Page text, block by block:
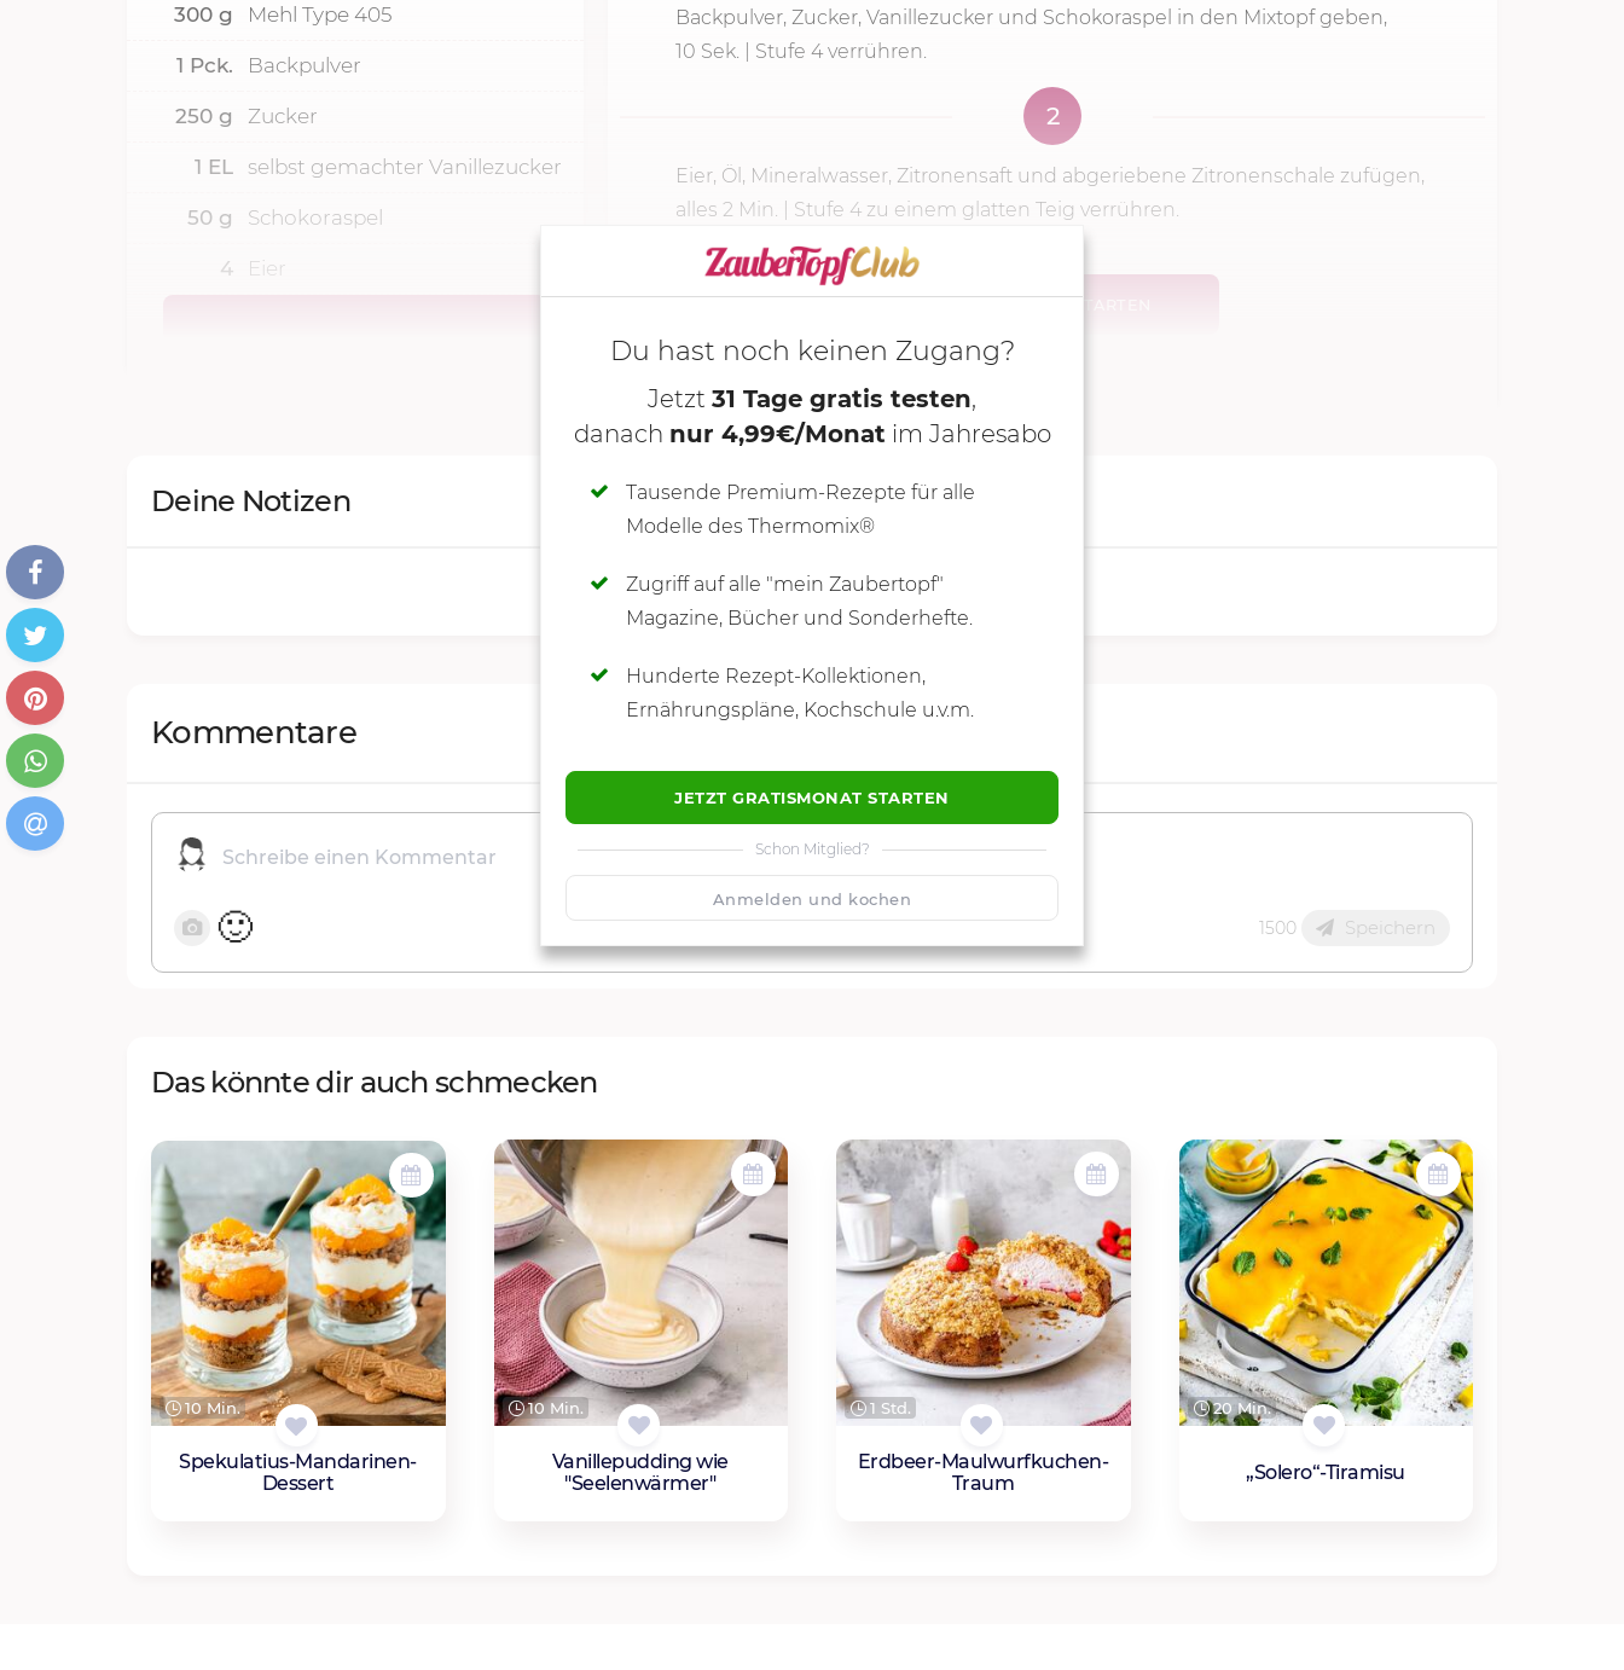
Backpulver, Zucker, Vanillezucker und Schokoraspel in den Mixtopf geben,
10 Sek.
Stufe 4 verrühren.
2
Eier, Öl, Mineralwasser, Zitronensaft und abgeriebene Zitronenschale zufügen,
alles 2 Min. Stufe 4 zu einem glatten Teig verrühren.
300 g Mehl Type 405
1 Pck. Backpulver
250 g Zucker
1 EL selbst gemachter Vanillezucker
50 g Schokoraspel
4 Eier
Deine Notizen
SCHREIBE NEUE NOTIZ
Du hast noch keinen Zugang?
Jetzt 31 Tage gratis testen,
danach nur 4,99€/Monat im Jahresabo
Tausende Premium-Rezepte für alle
Modelle des Thermomix®
Zugriff auf alle "mein Zaubertopf"
Magazine, Bücher und Sonderhefte.
Hunderte Rezept-Kollektionen,
Ernährungspläne, Kochschule u.v.m.
JETZT GRATISMONAT STARTEN
Schon Mitglied?
Anmelden und kochen
Kommentare
🙂 1500 Speichern
Das könnte dir auch schmecken
10 Min.
Spekulatius-Mandarinen-
Dessert
10 Min.
Vanillepudding wie
"Seelenwärmer"
1 Std.
Erdbeer-Maulwurfkuchen-
Traum
20 Min.
„Solero“-Tiramisu